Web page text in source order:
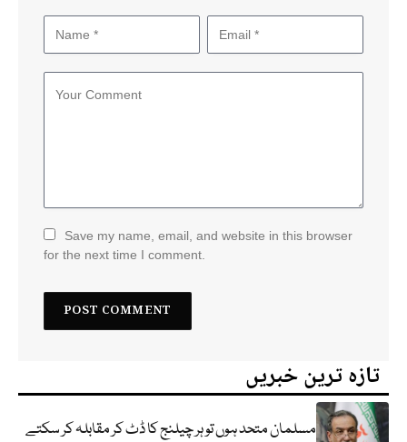
Save my name, email, and website in this browser
for the next time I comment.
تازہ ترین خبریں
مسلمان متحد ہوں تو ہر چیلنج کا ڈٹ کر مقابلہ کر سکتے